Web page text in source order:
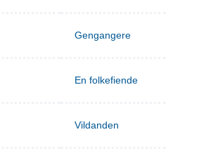
Gengangere
En folkefiende
Vildanden